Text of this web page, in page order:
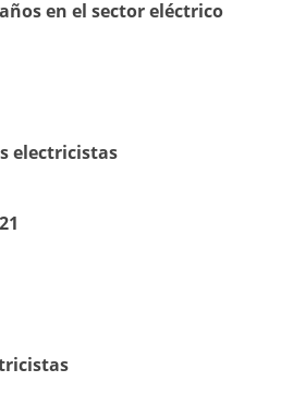
en el sector eléctrico
electricistas